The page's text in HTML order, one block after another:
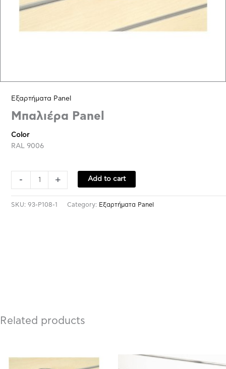
Εξαρτήματα Panel
Μπαλιέρα Panel
Color
RAL 9006
- + Add to cart
SKU:93-P108-1 Category: Εξαρτήματα Panel
Related products